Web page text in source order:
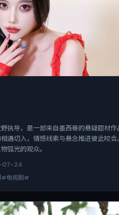
执导，是一部来自墨西哥的悬疑题材作
遇切入，情感线索与悬念推进彼此咬合
弧光的观众。
07-24
#电视剧#